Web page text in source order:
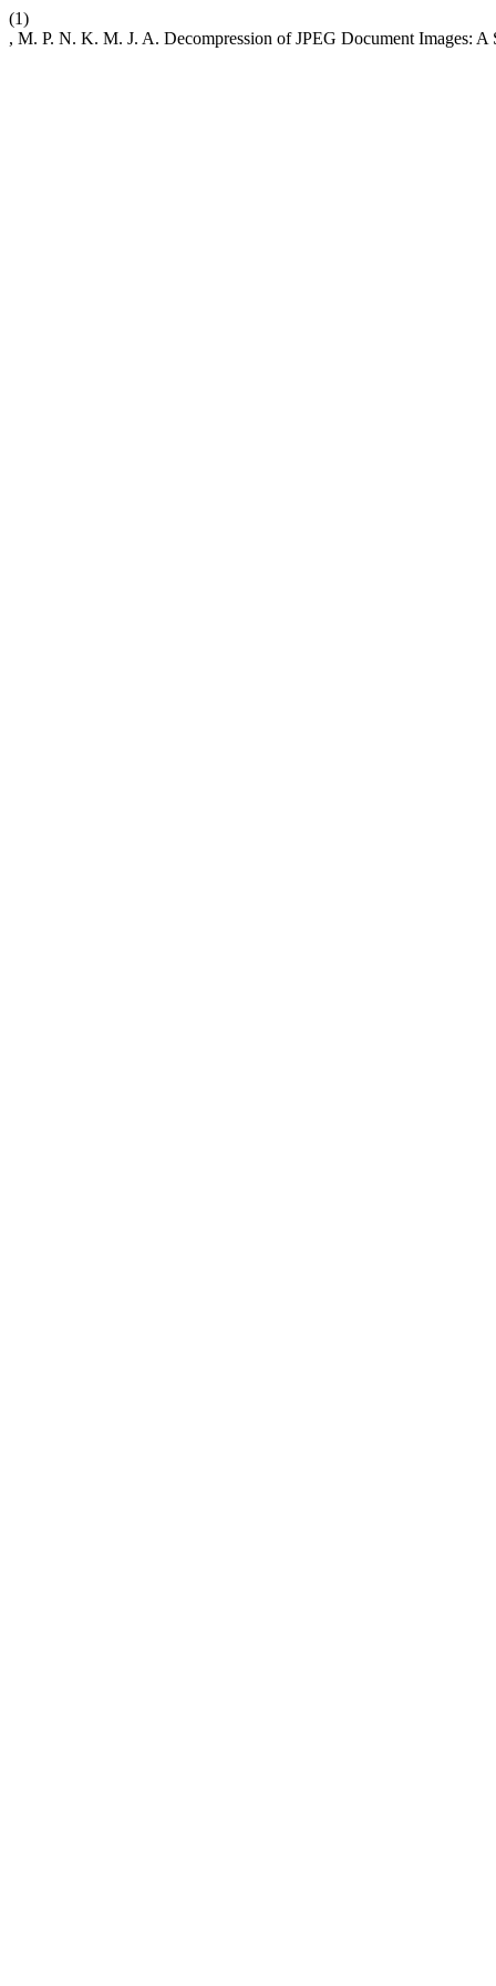
(1)
, M. P. N. K. M. J. A. Decompression of JPEG Document Images: A